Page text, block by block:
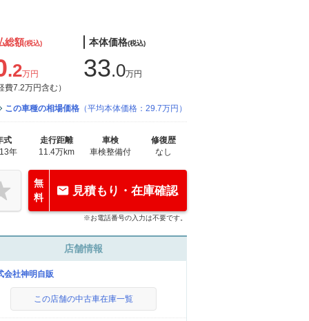
総額(税込)
.2万円
費7.2万円含む）
本体価格(税込)
33.0万円
この車種の相場価格 （平均本体価格：29.7万円）
式
年
走行距離
11.4万km
車検
車検整備付
修復歴
なし
無
料
見積もり・在庫確認
※お電話番号の入力は不要です。
店舗情報
会社神明自販
この店舗の中古車在庫一覧